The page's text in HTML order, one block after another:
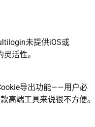
未提供iOS或
活性。
导出功能——用户必
高端工具来说很不方便。